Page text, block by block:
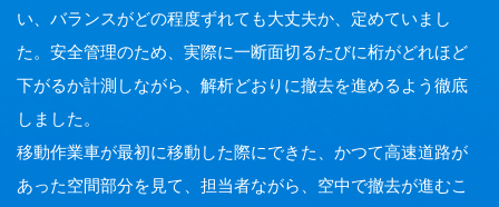
い、バランスがどの程度ずれても大丈夫か、定めていまし
た。安全管理のため、実際に一断面切るたびに桁がどれほど
下がるか計測しながら、解析どおりに撤去を進めるよう徹底
しました。
移動作業車が最初に移動した際にできた、かつて高速道路が
あった空間部分を見て、担当者ながら、空中で撤去が進むこ